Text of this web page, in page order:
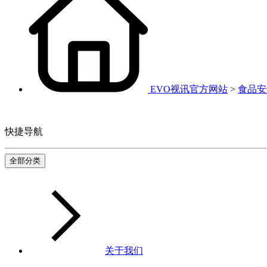
EVO视讯官方网站 > 食品
快捷导航
全部分类
关于我们